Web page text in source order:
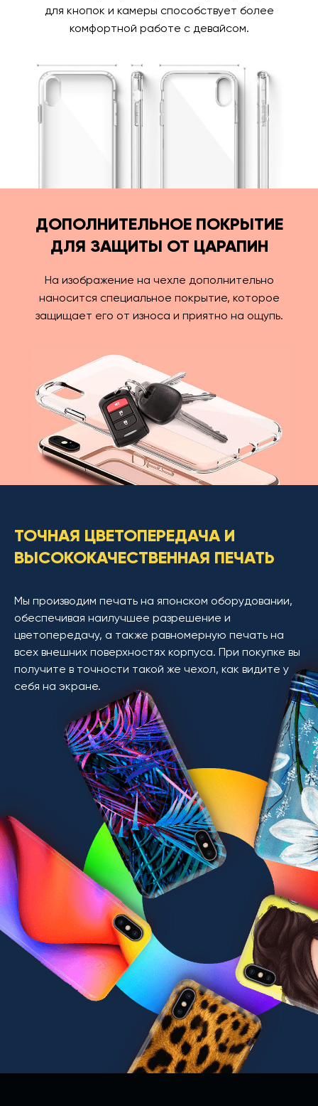
для кнопок и камеры способствует более
комфортной работе с девайсом.
ДОПОЛНИТЕЛЬНОЕ ПОКРЫТИЕ
ДЛЯ ЗАЩИТЫ ОТ ЦАРАПИН
На изображение на чехле дополнительно
наносится специальное покрытие, которое
защищает его от износа и приятно на ощупь.
ТОЧНАЯ ЦВЕТОПЕРЕДАЧА И
ВЫСОКОКАЧЕСТВЕННАЯ ПЕЧАТЬ
Мы производим печать на японском оборудовании,
обеспечивая наилучшее разрешение и
цветопередачу, а также равномерную печать на
всех внешних поверхностях корпуса. При покупке вы
получите в точности такой же чехол, как видите у
себя на экране.